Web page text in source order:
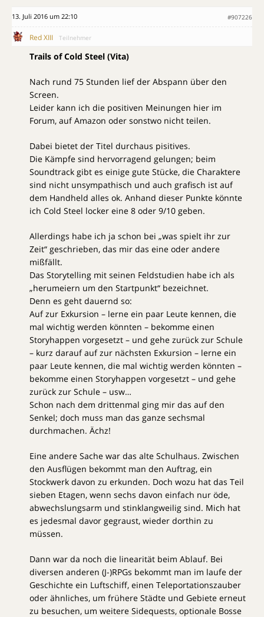
13. Juli 2016 um 22:10 #907226
Red XIII Teilnehmer
Trails of Cold Steel (Vita)
Nach rund 75 Stunden lief der Abspann über den
Screen.
Leider kann ich die positiven Meinungen hier im
Forum, auf Amazon oder sonstwo nicht teilen.
Dabei bietet der Titel durchaus pisitives.
Die Kämpfe sind hervorragend gelungen; beim
Soundtrack gibt es einige gute Stücke, die Charaktere
sind nicht unsympathisch und auch grafisch ist auf
dem Handheld alles ok. Anhand dieser Punkte könnte
ich Cold Steel locker eine 8 oder 9/10 geben.
Allerdings habe ich ja schon bei „was spielt ihr zur
Zeit“ geschrieben, das mir das eine oder andere
mißfällt.
Das Storytelling mit seinen Feldstudien habe ich als
„herumeiern um den Startpunkt“ bezeichnet.
Denn es geht dauernd so:
Auf zur Exkursion – lerne ein paar Leute kennen, die
mal wichtig werden könnten – bekomme einen
Storyhappen vorgesetzt – und gehe zurück zur Schule
– kurz darauf auf zur nächsten Exkursion – lerne ein
paar Leute kennen, die mal wichtig werden könnten –
bekomme einen Storyhappen vorgesetzt – und gehe
zurück zur Schule – usw…
Schon nach dem drittenmal ging mir das auf den
Senkel; doch muss man das ganze sechsmal
durchmachen. Ächz!
Eine andere Sache war das alte Schulhaus. Zwischen
den Ausflügen bekommt man den Auftrag, ein
Stockwerk davon zu erkunden. Doch wozu hat das Teil
sieben Etagen, wenn sechs davon einfach nur öde,
abwechslungsarm und stinklangweilig sind. Mich hat
es jedesmal davor gegraust, wieder dorthin zu
müssen.
Dann war da noch die linearität beim Ablauf. Bei
diversen anderen (J-)RPGs bekommt man im laufe der
Geschichte ein Luftschiff, einen Teleportationszauber
oder ähnliches, um frühere Städte und Gebiete erneut
zu besuchen, um weitere Sidequests, optionale Bosse